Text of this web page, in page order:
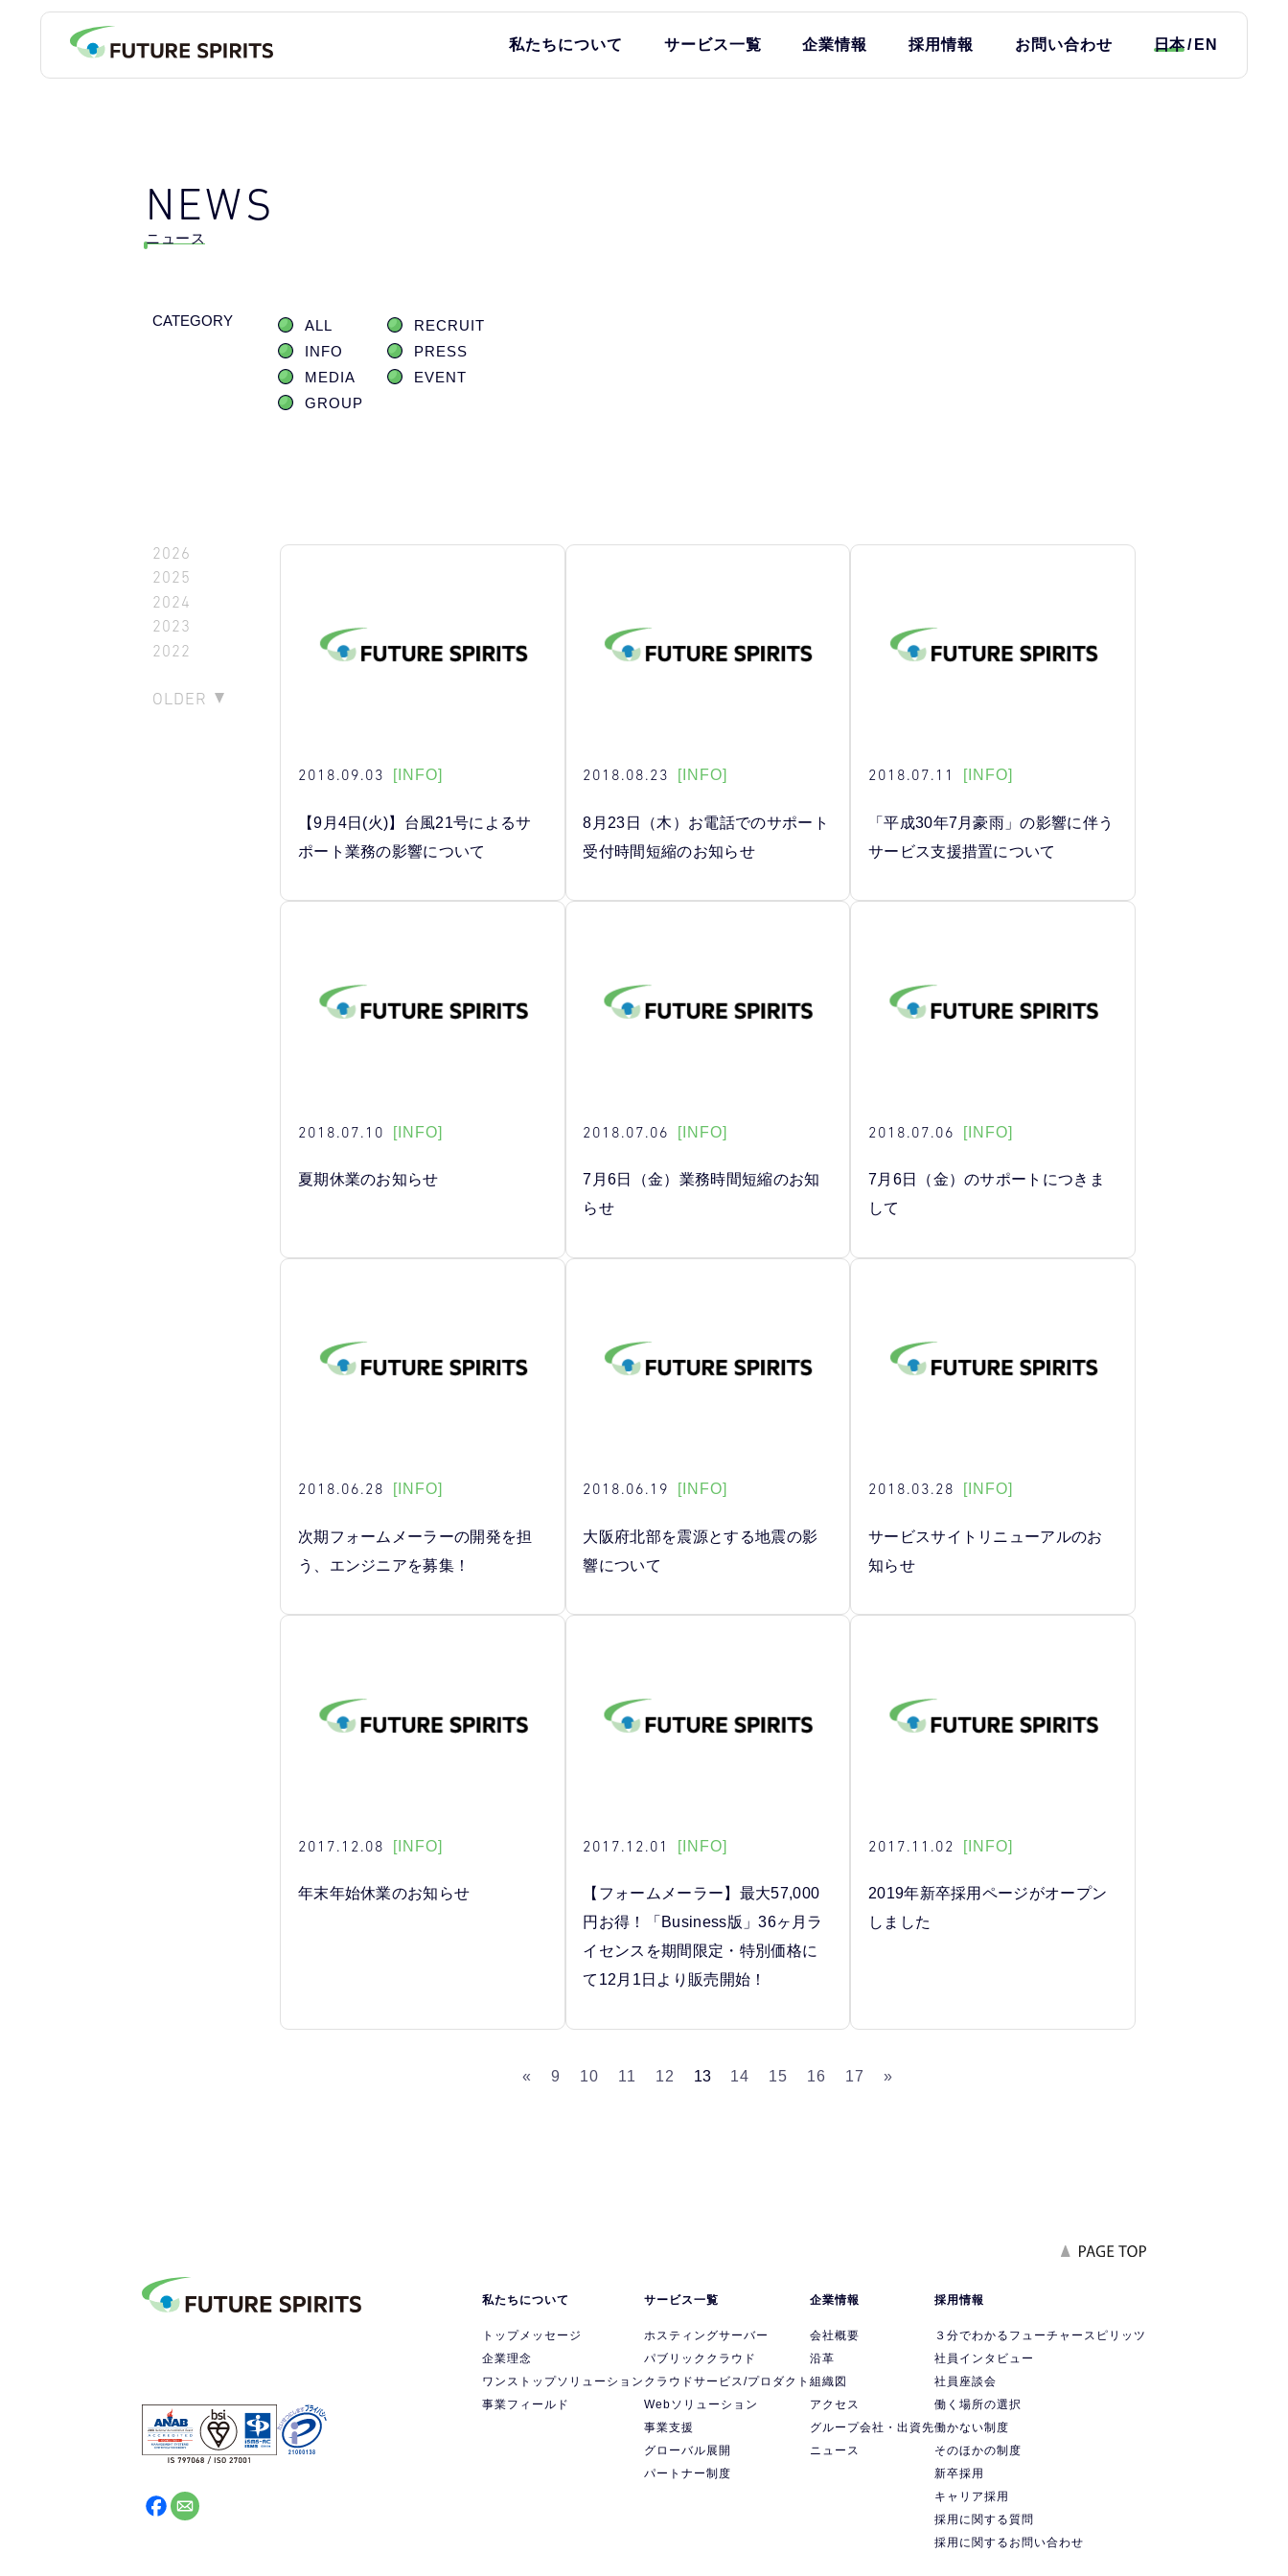
私たちについて サービス一覧 企業情報 採用情報 お問い合わせ 日本 EN
NEWS
ニュース
CATEGORY ALL
RECRUIT
INFO
PRESS
MEDIA
EVENT
GROUP
2026
2025
2024
2023
2022
OLDER
2018.09.03 [INFO]
【9月4日(火)】台風21号によるサ
ポート業務の影響について
2018.08.23 [INFO]
8月23日（木）お電話でのサポート
受付時間短縮のお知らせ
2018.07.11 [INFO]
「平成30年7月豪雨」の影響に伴う
サービス支援措置について
2018.07.10 [INFO]
夏期休業のお知らせ
2018.07.06 [INFO]
7月6日（金）業務時間短縮のお知
らせ
2018.07.06 [INFO]
7月6日（金）のサポートにつきま
して
2018.06.28 [INFO]
次期フォームメーラーの開発を担
う、エンジニアを募集！
2018.06.19 [INFO]
大阪府北部を震源とする地震の影
響について
2018.03.28 [INFO]
サービスサイトリニューアルのお
知らせ
2017.12.08 [INFO]
年末年始休業のお知らせ
2017.12.01 [INFO]
【フォームメーラー】最大57,000
円お得！「Business版」36ヶ月ラ
イセンスを期間限定・特別価格に
て12月1日より販売開始！
2017.11.02 [INFO]
2019年新卒採用ページがオープン
しました
« 9 10 11 12 13 14 15 16 17 »
私たちについて
トップメッセージ
企業理念
ワンストップソリューション
事業フィールド
サービス一覧
ホスティングサーバー
パブリッククラウド
クラウドサービス/プロダクト
Webソリューション
事業支援
グローバル展開
パートナー制度
企業情報
会社概要
沿革
組織図
アクセス
グループ会社・出資先
ニュース
採用情報
３分でわかるフューチャースピリッツ
社員インタビュー
社員座談会
働く場所の選択
働かない制度
そのほかの制度
新卒採用
キャリア採用
採用に関する質問
採用に関するお問い合わせ